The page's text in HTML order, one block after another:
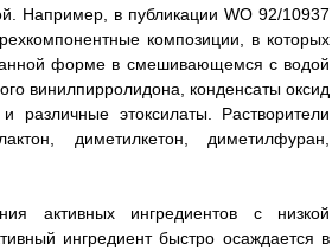
Например, в публикации WO 92/10937
композиции, в которых
форме в смешивающемся с водой
винилпирролидона, конденсаты оксид
различные этоксилаты. Растворители
диметилкетон, диметилфуран,
активных ингредиентов с низкой
ингредиент быстро осаждается в